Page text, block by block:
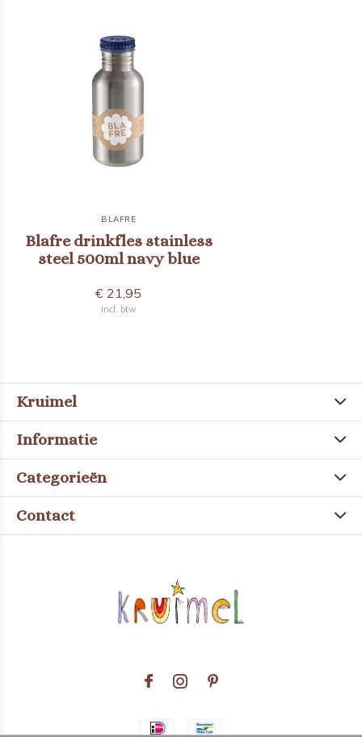
BLAFRE
Blafre drinkfles stainless
steel 500ml navy blue
€ 21,95
Incl. btw
Kruimel
Informatie
Categorieën
Contact